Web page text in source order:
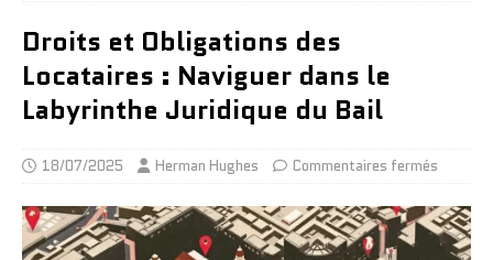
Droits et Obligations des
Locataires : Naviguer dans le
Labyrinthe Juridique du Bail
18/07/2025 Herman Hughes Commentaires fermés